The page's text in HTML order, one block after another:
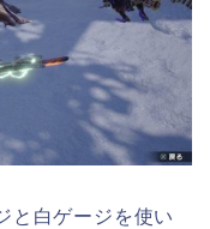
と白ゲージを使い